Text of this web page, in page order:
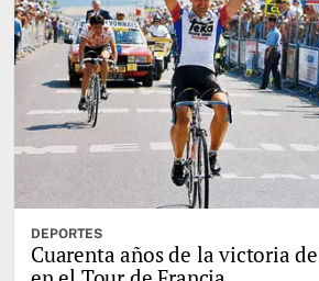
DEPORTES
Cuarenta años de la victoria